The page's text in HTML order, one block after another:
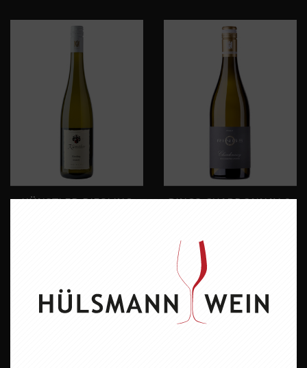
KÜNSTLER RIESLING
RINGS CHARDONNAY &